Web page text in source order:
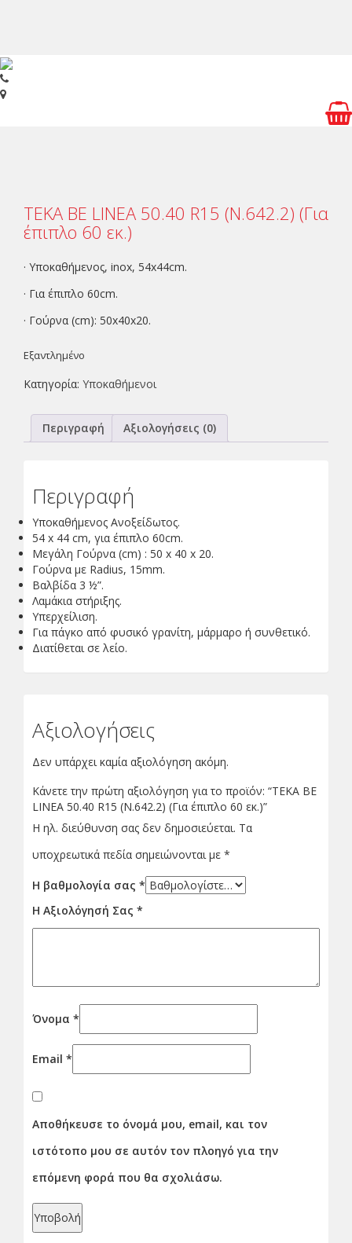
ΤΕΚΑ BE LINEA 50.40 R15 (Ν.642.2) (Για
έπιπλο 60 εκ.)
· Υποκαθήμενος, inox, 54x44cm.
· Για έπιπλο 60cm.
· Γούρνα (cm): 50x40x20.
Εξαντλημένο
Κατηγορία: Υποκαθήμενοι
Περιγραφή Αξιολογήσεις (0)
Περιγραφή
Yποκαθήμενος Ανοξείδωτος.
54 x 44 cm, για έπιπλο 60cm.
Μεγάλη Γούρνα (cm) : 50 x 40 x 20.
Γούρνα με Radius, 15mm.
Βαλβίδα 3 ½”.
Λαμάκια στήριξης.
Υπερχείλιση.
Για πάγκο από φυσικό γρανίτη, μάρμαρο ή συνθετικό.
Διατίθεται σε λείο.
Αξιολογήσεις
Δεν υπάρχει καμία αξιολόγηση ακόμη.
Κάνετε την πρώτη αξιολόγηση για το προϊόν: “ΤΕΚΑ BE
LINEA 50.40 R15 (Ν.642.2) (Για έπιπλο 60 εκ.)”
Η ηλ. διεύθυνση σας δεν δημοσιεύεται. Τα
υποχρεωτικά πεδία σημειώνονται με *
Η βαθμολογία σας *
Η Αξιολόγησή Σας *
Όνομα *
Email *
Αποθήκευσε το όνομά μου, email, και τον
ιστότοπο μου σε αυτόν τον πλοηγό για την
επόμενη φορά που θα σχολιάσω.